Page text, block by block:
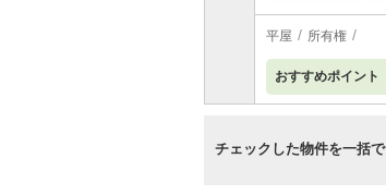
平屋 所有権
おすすめポイント
チェックした物件を一括で